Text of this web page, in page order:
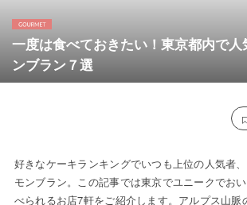
一度は食べておきたい！東京都内で
ンブラン７選
好きなケーキランキングでいつも上位の人気者
モンブラン。この記事では東京でユニークでお
べられるお店7軒をご紹介します。アルプス山脈